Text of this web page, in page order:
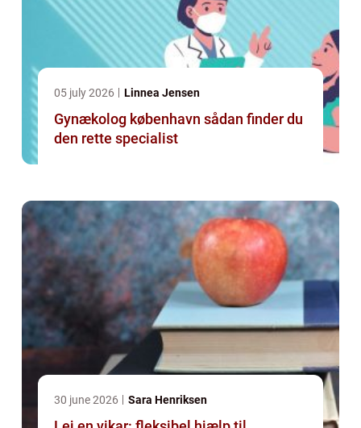
05 july 2026 Linnea Jensen
Gynækolog københavn sådan finder du
den rette specialist
30 june 2026 Sara Henriksen